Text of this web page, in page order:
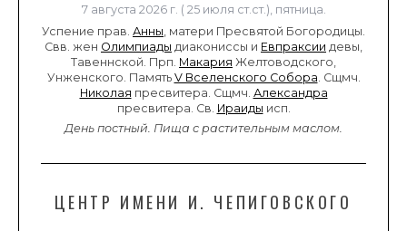
7 августа 2026 г. ( 25 июля ст.ст.), пятница.
Успение прав. Анны, матери Пресвятой Богородицы.
Свв. жен Олимпиады диакониссы и Евпраксии девы,
Тавеннской. Прп. Макария Желтоводского,
Унженского. Память V Вселенского Собора. Сщмч.
Николая пресвитера. Сщмч. Александра
пресвитера. Св. Ираиды исп.
День постный. Пища с растительным маслом.
ЦЕНТР ИМЕНИ И. ЧЕПИГОВСКОГО